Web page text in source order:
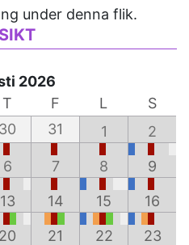
under denna flik.
2026
T F L
S
30 31 1 2
6 7 8 9
13 14 15 16
20 21 22 23